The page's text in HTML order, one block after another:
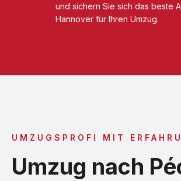
und sichern Sie sich das beste
Hannover für Ihren Umzug.
UMZUGSPROFI MIT
Umzug nach